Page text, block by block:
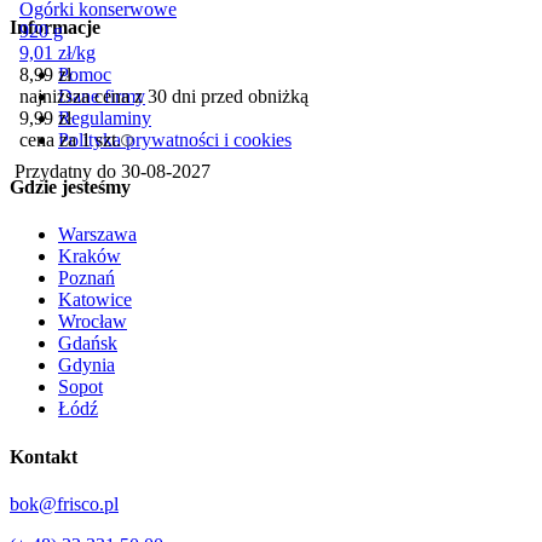
Ogórki konserwowe
920 g
9,01 zł/kg
8,99 zł
najniższa cena z 30 dni przed obniżką
9,99 zł
cena za 1 szt.
Przydatny do 30-08-2027
Informacje
Pomoc
Dane firmy
Regulaminy
Polityka prywatności i cookies
Gdzie jesteśmy
Warszawa
Kraków
Poznań
Katowice
Wrocław
Gdańsk
Gdynia
Sopot
Łódź
Kontakt
bok@frisco.pl